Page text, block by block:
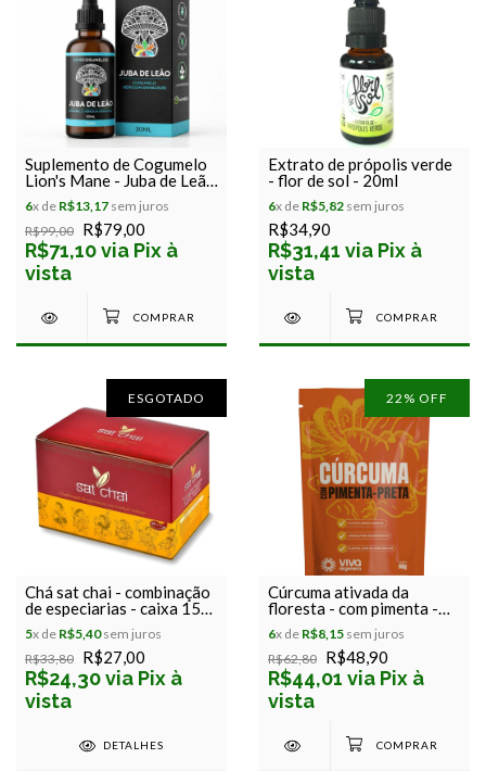
Suplemento de Cogumelo
Lion's Mane - Juba de Leão
- Hericium Erinaceus - Cog
Cogumelos - 30ml
6x de R$13,17 sem juros
R$99,00 R$79,00
R$71,10 via Pix à
vista
Extrato de própolis verde
- flor de sol - 20ml
6x de R$5,82 sem juros
R$34,90
R$31,41 via Pix à
vista
ESGOTADO
Chá sat chai - combinação
de especiarias - caixa 15
sachês - 30g
5x de R$5,40sem juros
R$33,80 R$27,00
R$24,30 via Pix à
vista
DETALHES
22 % OFF
Cúrcuma ativada da
floresta - com pimenta -
raízes de poder - viva
regenera - 60g
6x de R$8,15 sem juros
R$62,80 R$48,90
R$44,01 via Pix à
vista